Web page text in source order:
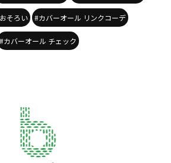
そろい #カバーオール リンクコーデ
#カバーオール チェック